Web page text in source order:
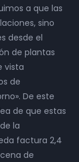
a que las
sino
desde el
de plantas
vista
de
De este
de que estas
la
factura 2,4
de